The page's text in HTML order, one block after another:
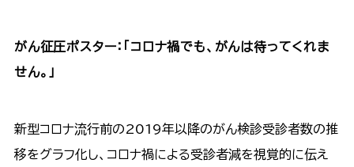
がん征圧ポスター：「コロナ禍でも、がんは待ってくれま
せん。」
新型コロナ流行前の2019年以降のがん検診受診者数の推
移をグラフ化し、コロナ禍による受診者減を視覚的に伝え